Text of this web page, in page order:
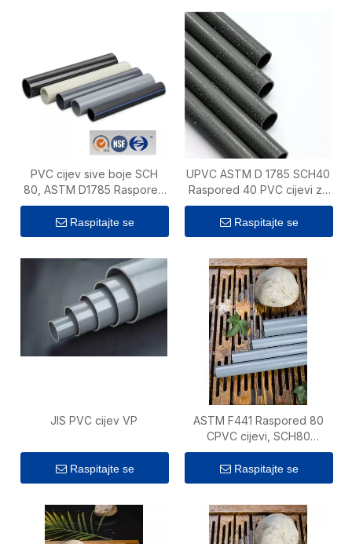
PVC cijev sive boje SCH
80, ASTM D1785 Raspored
80 PVC 1120 Standard
Raspitajte se
UPVC ASTM D 1785 SCH40
Raspored 40 PVC cijevi za
vodoopskrbu
Raspitajte se
JIS PVC cijev VP
Raspitajte se
ASTM F441 Raspored 80
CPVC cijevi, SCH80
standard za dovod tople
vode
Raspitajte se